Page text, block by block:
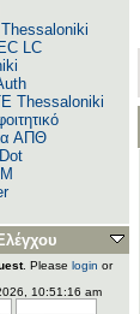
LC
Thessaloniki
ΑΠΘ
. Please login or
10:51:16 am